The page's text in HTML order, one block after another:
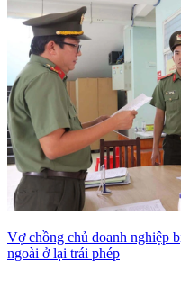
Vợ chồng chủ doanh nghiệp
ngoài ở lại trái phép